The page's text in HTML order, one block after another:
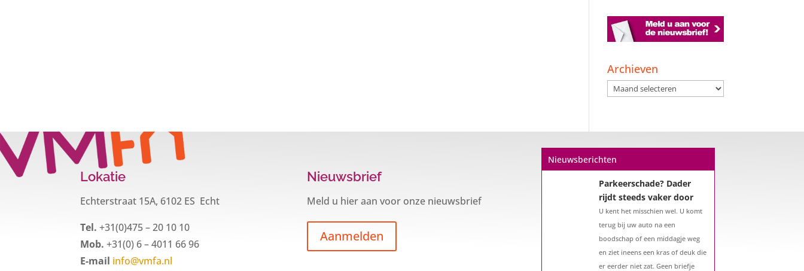
Archieven
Archieven
Lokatie
Echterstraat 15A, 6102 ES Echt
Tel. +31(0)475 – 20 10 10
Mob. +31(0) 6 – 4011 66 96
E-mail info@vmfa.nl
Nieuwsbrief
Meld u hier aan voor onze nieuwsbrief
Aanmelden
Nieuwsberichten
Een hypotheek na uw
mogelijkheden
De woningmarkt is nog steeds in
beweging. Misschien denkt u na
hypotheek als u 57 jaar of ouder
bent?...
Parkeerschade? Dader
rijdt steeds vaker door
U kent het misschien wel. U komt
terug bij uw auto na een
boodschap of een middagje weg
en ziet ineens een kras of deuk die
er eerder niet zat. Geen briefje